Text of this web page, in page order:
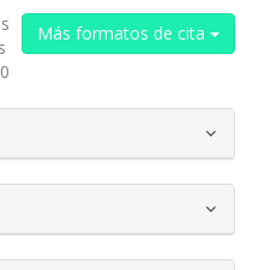
Más formatos de cita
0